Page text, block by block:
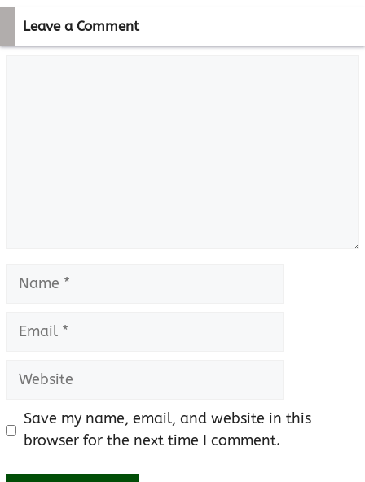
Leave a Comment
Name
Email
Website
Save my name, email, and website in this
browser for the next time I comment.